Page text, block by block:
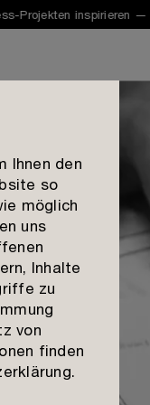
Projekten inspirieren —
Ihnen den
so
möglich
uns
Inhalte
zu
von
finden